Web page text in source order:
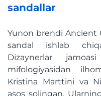
sandallar
Yunon brendi Ancient
sandal ishlab
Dizaynerlar
mifologiyasidan
Kristina Marttini va
asos solingan.